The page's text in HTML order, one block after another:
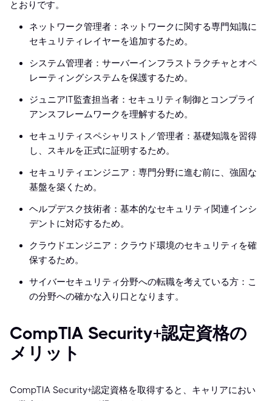
とおりです。
ネットワーク管理者：ネットワークに関する専門知識に
セキュリティレイヤーを追加するため。
システム管理者：サーバーインフラストラクチャとオペ
レーティングシステムを保護するため。
ジュニアIT監査担当者：セキュリティ制御とコンプライ
アンスフレームワークを理解するため。
セキュリティスペシャリスト／管理者：基礎知識を習得
し、スキルを正式に証明するため。
セキュリティエンジニア：専門分野に進む前に、強固な
基盤を築くため。
ヘルプデスク技術者：基本的なセキュリティ関連インシ
デントに対応するため。
クラウドエンジニア：クラウド環境のセキュリティを確
保するため。
サイバーセキュリティ分野への転職を考えている方：こ
の分野への確かな入り口となります。
CompTIA Security+認定資格の
メリット
CompTIA Security+認定資格を取得すると、キャリアにおい